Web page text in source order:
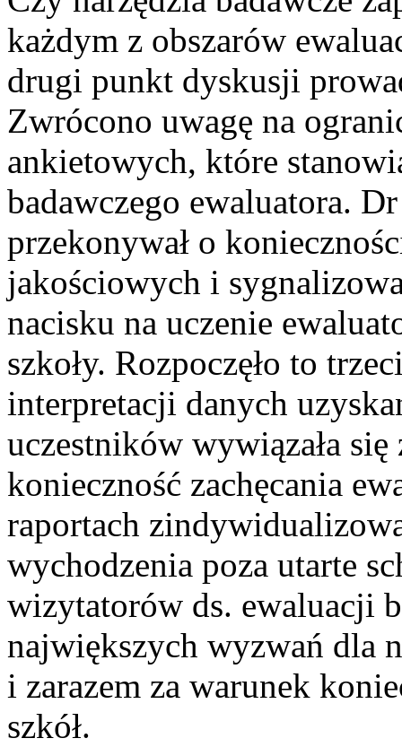
każdym z obszarów
drugi punkt dyskusji
Zwrócono uwagę na
ankietowych, które
badawczego ewaluatora.
przekonywał o
jakościowych i
nacisku na uczenie
szkoły. Rozpoczęło to
interpretacji danych
uczestników wywiązała
konieczność zachęcania
raportach
wychodzenia poza utarte
wizytatorów ds. ewaluacji
największych wyzwań dla
i zarazem za warunek
szkół.